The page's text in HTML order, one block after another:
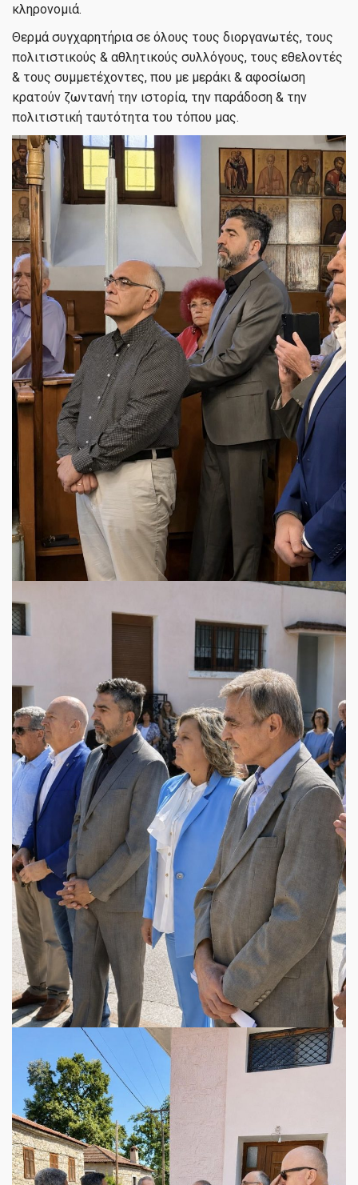
κληρονομιά.
Θερμά συγχαρητήρια σε όλους τους διοργανωτές, τους
πολιτιστικούς & αθλητικούς συλλόγους, τους εθελοντές
& τους συμμετέχοντες, που με μεράκι & αφοσίωση
κρατούν ζωντανή την ιστορία, την παράδοση & την
πολιτιστική ταυτότητα του τόπου μας.